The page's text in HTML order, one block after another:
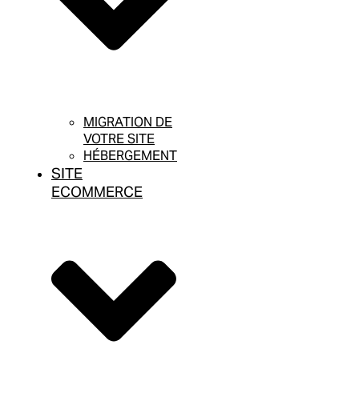
MIGRATION DE
VOTRE SITE
HÉBERGEMENT
SITE
ECOMMERCE